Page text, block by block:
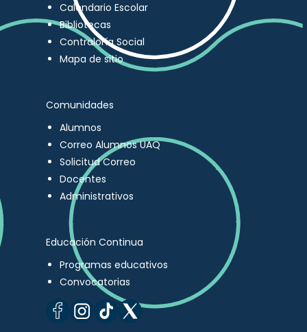
Calendario Escolar
Bibliotecas
Contraloría Social
Mapa de sitio
Comunidades
Alumnos
Correo Alumnos UAQ
Solicitud Correo
Docentes
Administrativos
Educación Continua
Programas educativos
Convocatorias